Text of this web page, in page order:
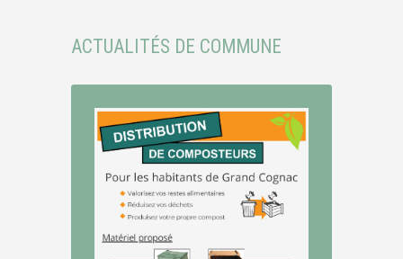
ACTUALITÉS DE COMMUNE